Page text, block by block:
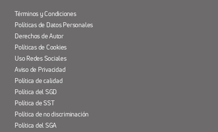
Términos y Condiciones
Políticas de Datos Personales
Derechos de Autor
Políticas de Cookies
Uso Redes Sociales
Aviso de Privacidad
Política de calidad
Política del SGD
Política de SST
Política de no discriminación
Política del SGA